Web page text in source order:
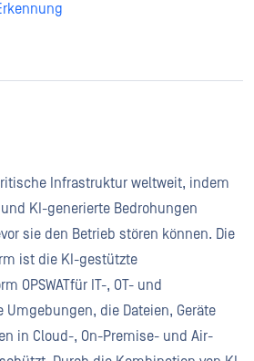
Infrastruktur weltweit, indem
KI-generierte Bedrohungen
sie den Betrieb stören können. Die
ist die KI-gestützte
OPSWATfür IT-, OT- und
die Dateien, Geräte
in Cloud-, On-Premise- und Air-